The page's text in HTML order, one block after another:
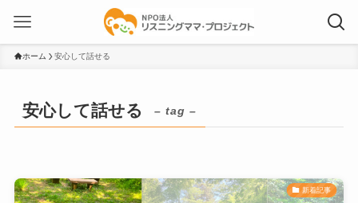
ホーム 安心して話せる
安心して話せる – tag –
新着記事